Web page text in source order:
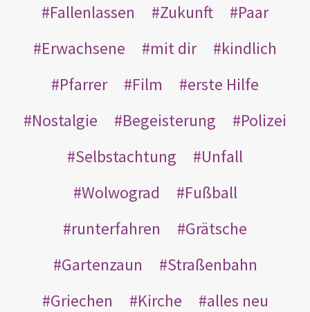
Fallenlassen
Zukunft
Paar
Erwachsene
mit dir
kindlich
Pfarrer
Film
erste Hilfe
Nostalgie
Begeisterung
Polizei
Selbstachtung
Unfall
Wolwograd
Fußball
runterfahren
Grätsche
Gartenzaun
Straßenbahn
Griechen
Kirche
alles neu